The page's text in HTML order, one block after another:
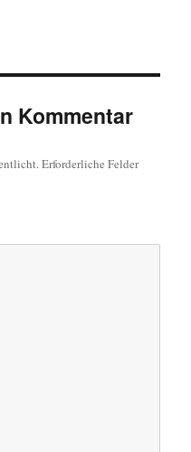
Kommentar
Erforderliche Felder